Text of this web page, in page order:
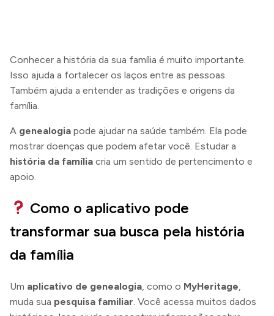
Conhecer a história da sua família é muito importante.
Isso ajuda a fortalecer os laços entre as pessoas.
Também ajuda a entender as tradições e origens da
família.
A genealogia pode ajudar na saúde também. Ela pode
mostrar doenças que podem afetar você. Estudar a
história da família cria um sentido de pertencimento e
apoio.
Como o aplicativo pode
transformar sua busca pela história
da família
Um aplicativo de genealogia , como o MyHeritage
muda sua pesquisa familiar . Você acessa muitos dados